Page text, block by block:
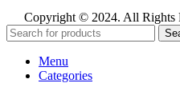
Copyright © 2024. All Rights
Menu
Categories